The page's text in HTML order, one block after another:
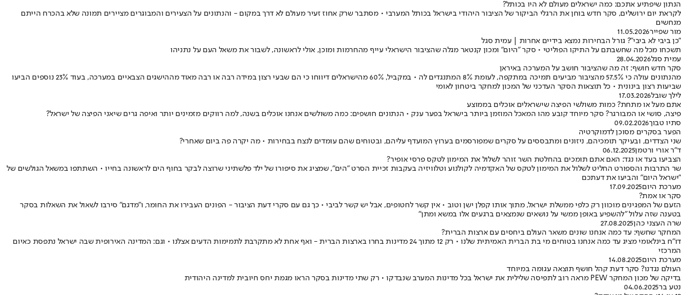
הנתון שיפתיע אתכם: כמה ישראלים מעולם לא היו בכותל?
לקראת יום ירושלים, סקר חדש בוחן את הרגלי הביקור של הציבור היהודי בישראל בכותל המערבי • מסתבר שרק אחוז זעיר מעולם לא דרך במקום - והנתונים על הצעירים והמבוגרים מציירים תמונה שלא בהכרח הייתם
מנחשים
מור שפייר11.05.2026
"כן ביבי לא ביבי"? גורל הבחירות נמצא בידיים אחרות | עמית סגל
תשכחו מכל מה שחשבתם על התיקו הפוליטי • סקר "היום" ומכון קנטאר מגלה שהציבור הישראלי עייף מהחרמות ומוכן, אולי לראשונה, לשבור את משאל העם על נתניהו
עמית סגל28.04.2026
סקר חדש חושף: זה מה שהציבור חושב על המערכה באיראן
מהנתונים עולה כי 57.5% מהציבור מביעים תמיכה במתקפה, לעומת 8% המתנגדים לה • במקביל, 60% מהישראלים דיווחו כי הם שבעי רצון במידה רבה או רבה מאוד מההישגים הצבאיים במערכה, בעוד 23% נוספים הביעו
שביעות רצון בינונית • כל תוצאות הסקר העדכני של המכון למחקר ביטחון לאומי
לילך שובל17.03.2026
אתם מעל או מתחת? כמות משולשי הפיצה שישראלים אוכלים בממוצע
פיצה, סושי או המבורגר? סקר מיוחד קובע מהו המאכל המוזמן ביותר בישראל בפער ענק • הנתונים חושפים: כמה משולשים אנחנו אוכלים בשנה, למה רווקים מזמינים יותר ואיפה גרים שיאני הפיצה של ישראל?
סתיו טבוך09.02.2026
הפער בסקרים מסוכן לדמוקרטיה
שני הצדדים, ובעיקר תומכיהם, ניזונים ומתבססים על סקרים שמפורסמים בערוץ המועדף עליהם, ובטוחים שהם עומדים לנצח בבחירות • מה יקרה פה ביום שאחרי?
ד"ר אורי ורטמן06.12.2025
הצביעו בעד או נגד: האם אתם תומכים בהחלטת השר זוהר לשלול את המימון לטקס פרסי אופיר?
שר התרבות והספורט החליט לשלול את המימון לטקס של האקדמיה לקולנוע וטלוויזיה בעקבות זכיית הסרט "הים", שמציג את סיפורו של ילד פלשתיני שרוצה לבקר בחוף הים לראשונה בחייו • השתתפו במשאל הגולשים של
״ישראל היום״ והביעו את דעתכם
מערכת היום17.09.2025
סקר או אמת?
הזעם של המפגינים מוכוון רק כלפי ממשלת ישראל, מתוך אותו קפלן ישן וטוב • אין קשר לחטופים, אבל יש קשר לביבי • כך גם עם סקרי דעת הציבור - הפונים העבירו את החומר, ו"מדגם" סירבו לשאול את השאלות בסקר
בטענה שזה עלול "להשפיע באופן ממשי על נושאים שנמצאים ברגעים אלו במשא ומתן"
שרה העצני כהן27.08.2025
המחקר שחשף: עד כמה אנחנו שונים משאר העולם ביחסים עם ארצות הברית?
דו"ח בינלאומי מציג עד כמה אנחנו בטוחים מי בת הברית האמיתית שלנו • רק 12 מתוך 24 מדינות בחרו בארצות הברית - ואף אחת לא מתקרבת לתמימות הדעים אצלנו • וגם: המדינה האירופית שבה ישראל נתפסת כאיום
המרכזי
מערכת היום14.08.2025
העולם נגדנו? סקר דעת קהל חושף תוצאה עגומה במיוחד
בדיקה של מכון המחקר PEW מראה רוב לתפיסה שלילית את ישראל בכל מדינות המערב שנבדקו • רק שתי מדינות בסקר הראו מגמת יחס חיובית למדינה היהודית
נטע בר04.06.2025